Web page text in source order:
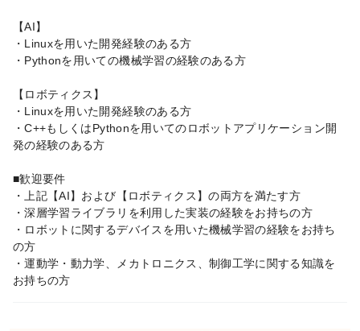
【AI】
・Linuxを用いた開発経験のある方
・Pythonを用いての機械学習の経験のある方
【ロボティクス】
・Linuxを用いた開発経験のある方
・C++もしくはPythonを用いてのロボットアプリケーション開
発の経験のある方
■歓迎要件
・上記【AI】および【ロボティクス】の両方を満たす方
・深層学習ライブラリを利用した実装の経験をお持ちの方
・ロボットに関するデバイスを用いた機械学習の経験をお持ち
の方
・運動学・動力学、メカトロニクス、制御工学に関する知識を
お持ちの方